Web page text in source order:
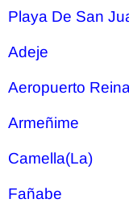
Playa De San
Adeje
Aeropuerto
Armeñime
Camella(La)
Fañabe